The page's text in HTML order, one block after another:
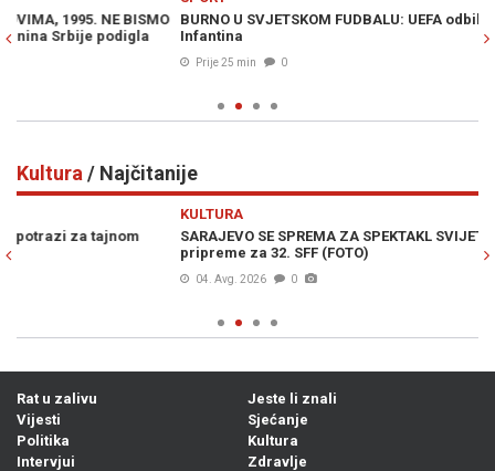
BURNO U SVJETSKOM FUDBALU: UEFA odbila izvinjenje Giannija
Infantina
Kultura / Najčitanije
SARAJEVO SE SPREMA ZA SPEKTAKL SVIJETSKIH RAZMERA: U toku
pripreme za 32. SFF (FOTO)
Rat u zalivu
Vijesti
Politika
Intervjui
Jeste li znali
Sjećanje
Kultura
Zdravlje